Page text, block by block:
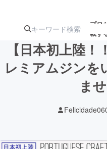
プロ
載す
注目の新
【日本初上陸
レミアムジンを
ま